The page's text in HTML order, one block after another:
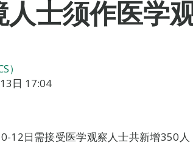
士须作医学
）
日 17:04
12日需接受医学观察人士共新增350